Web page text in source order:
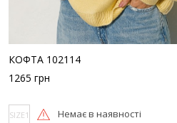
КОФТА 102114
1265 грн
SIZE1 Немає в наявності